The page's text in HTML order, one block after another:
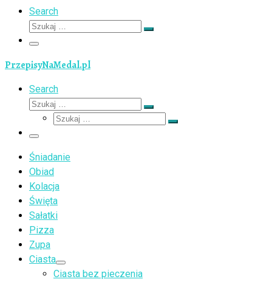
Search
Szukaj
Szukaj
Menu
PrzepisyNaMedal.pl
Search
Szukaj
Szukaj
Szukaj
Szukaj
Menu
Śniadanie
Obiad
Kolacja
Święta
Sałatki
Pizza
Zupa
Ciasta
Ciasta bez pieczenia